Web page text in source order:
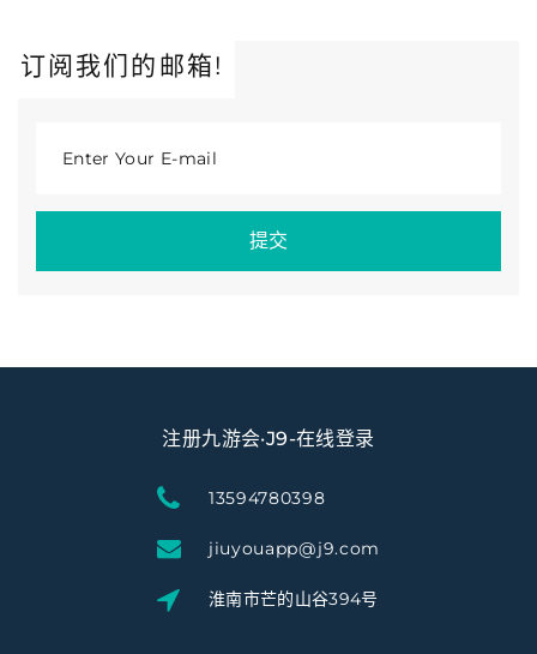
订阅我们的邮箱!
Enter Your E-mail
提交
注册九游会·J9-在线登录
13594780398
jiuyouapp@j9.com
淮南市芒的山谷394号